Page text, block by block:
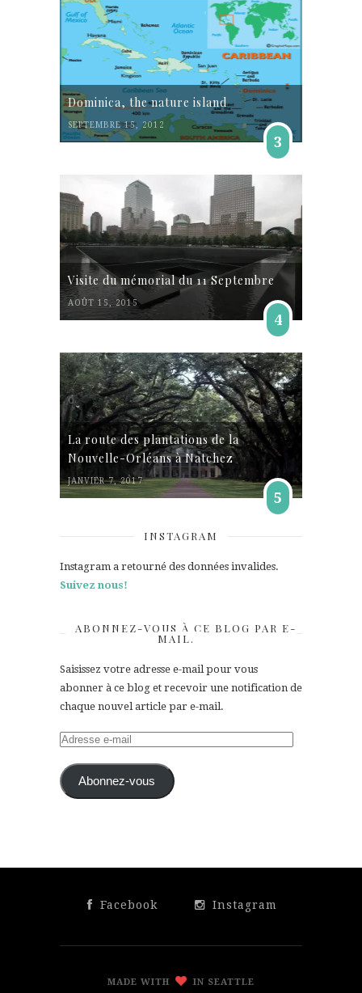
Dominica, the nature island
SEPTEMBRE 15, 2012
3
Visite du mémorial du 11 Septembre
AOÛT 15, 2015
4
La route des plantations de la
Nouvelle-Orléans à Natchez
JANVIER 7, 2017
5
INSTAGRAM
Instagram a retourné des données invalides.
Suivez nous!
ABONNEZ-VOUS À CE BLOG PAR E-
MAIL.
Saisissez votre adresse e-mail pour vous
abonner à ce blog et recevoir une notification de
chaque nouvel article par e-mail.
Adresse
mail Abonnez-vous
Facebook Instagram
MADE WITH IN SEATTLE